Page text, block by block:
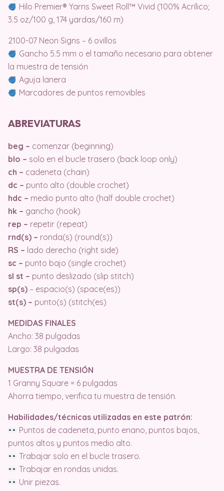
Hilo Premier® Yarns Sweet Roll™ Vivid (100% Acrílico;
3.5 oz/100 g, 174 yardas/160 m)
2100-07 Neon Signs – 6 ovillos
Gancho 5.5 mm o el tamaño necesario para obtener
la muestra de tensión
Aguja lanera
Marcadores de puntos removibles
ABREVIATURAS
beg – comenzar (beginning)
blo – solo en el bucle trasero (back loop only)
ch – cadeneta (chain)
dc – punto alto (double crochet)
hdc – medio punto alto (half double crochet)
hk – gancho (hook)
rep – repetir (repeat)
rnd(s) – ronda(s) (round(s))
RS – lado derecho (right side)
sc – punto bajo (single crochet)
sl st – punto deslizado (slip stitch)
sp(s) – espacio(s) (space(es))
st(s) – punto(s) (stitch(es)
MEDIDAS FINALES
Ancho: 38 pulgadas
Largo: 38 pulgadas
MUESTRA DE TENSIÓN
1 Granny Square = 6 pulgadas
Ahorra tiempo, verifica tu muestra de tensión.
Habilidades/técnicas utilizadas en este patrón:
Puntos de cadeneta, punto enano, puntos bajos,
puntos altos y puntos medio alto.
Trabajar solo en el bucle trasero.
Trabajar en rondas unidas.
Unir piezas.